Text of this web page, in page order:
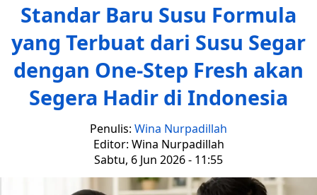
Standar Baru Susu Formula
yang Terbuat dari Susu Segar
dengan One-Step Fresh akan
Segera Hadir di Indonesia
Penulis: Wina Nurpadillah
Editor: Wina Nurpadillah
Sabtu, 6 Jun 2026 - 11:55